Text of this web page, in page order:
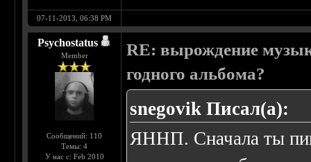
07-11-2013, 06:38 PM
Psychostatus
Member
Сообщений: 110
Темы: 4
У нас с: Feb 2010
RE: вырождение
годного альбома?
snegovik Писал(а):
ЯННП. Сначала ты